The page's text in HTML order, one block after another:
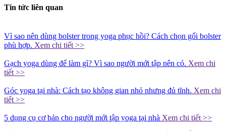
Tin tức liên quan
Vì sao nên dùng bolster trong yoga phục hồi? Cách chọn gối bolster
phù hợp. Xem chi tiết >>
Gạch yoga dùng để làm gì? Vì sao người mới tập nên có. Xem chi
tiết >>
Góc yoga tại nhà: Cách tạo không gian nhỏ nhưng đủ tĩnh. Xem chi
tiết >>
5 dụng cụ cơ bản cho người mới tập yoga tại nhà Xem chi tiết >>